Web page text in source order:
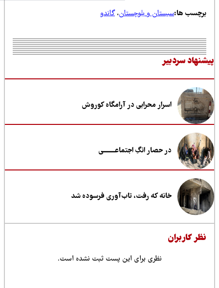
ها:سیستان و بلوچستان،گاندو
سردبیر
اسرار محرابی در آرامگاه کوروش
در حصار انگِ اجتماعــــــــی
خانه که رفت، تاب‌آوری فرسوده شد
کاربران
نظری برای این پست ثبت نشده است.